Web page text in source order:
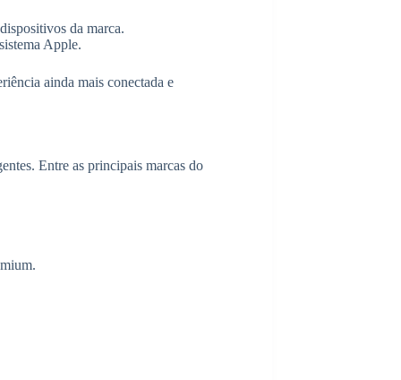
da marca.
Apple.
ainda mais conectada e
Entre as principais marcas do